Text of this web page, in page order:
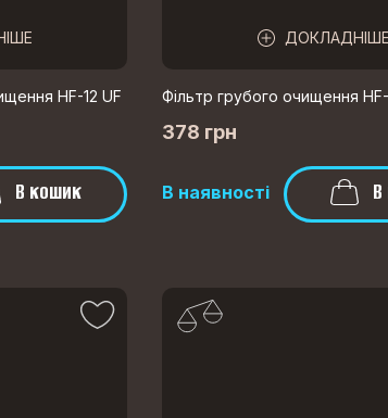
ДОКЛАДНІШЕ
HF-12 UF Фільтр грубого очищення
В кошик
378 грн
В наявності